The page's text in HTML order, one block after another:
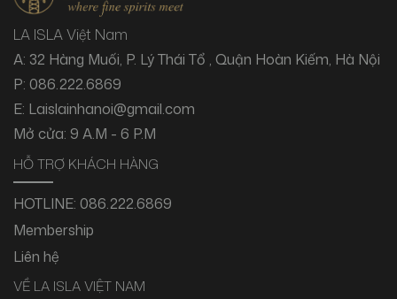
LA ISLA Việt Nam
A: 32 Hàng Muối, P. Lý Thái Tổ , Quận Hoàn Kiếm, Hà Nội
P: 086.222.6869
E: Laislainhanoi@gmail.com
Mở cửa: 9 A.M - 6 P.M
HỖ TRỢ KHÁCH HÀNG
HOTLINE: 086.222.6869
Membership
Liên hệ
VỀ LA ISLA VIỆT NAM